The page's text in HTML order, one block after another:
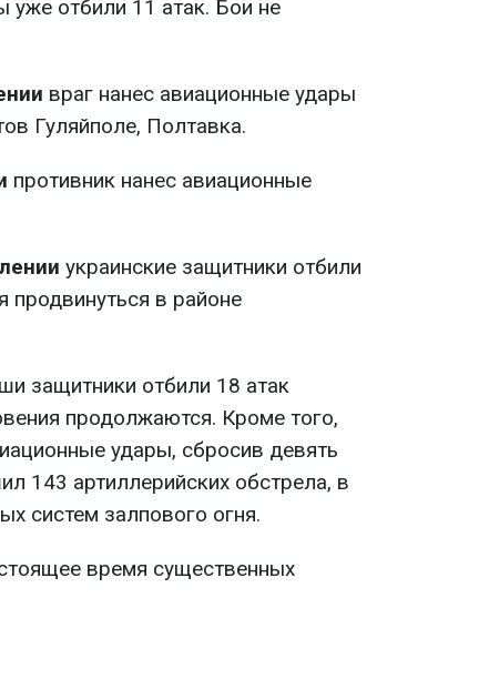
отбили 11 атак. Бои не
враг нанес авиационные удары
Гуляйполе, Полтавка.
противник нанес авиационные
украинские защитники отбили
продвинуться в районе
защитники отбили 18 атак
продолжаются. Кроме того,
удары, сбросив девять
143 артиллерийских обстрела, в
систем залпового огня.
время существенных